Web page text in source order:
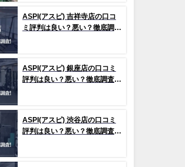
ASPI(アスピ) 吉祥寺店の口コ
ミ評判は良い？悪い？徹底調査
ASPI(アスピ) 銀座店の口コミ
評判は良い？悪い？徹底調査し
ASPI(アスピ) 渋谷店の口コミ
評判は良い？悪い？徹底調査し